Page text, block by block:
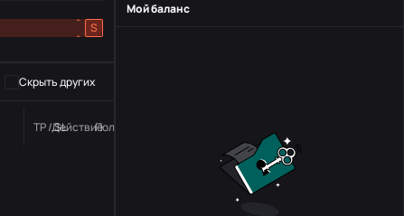
S
-
-
Скрыть других
TP / SL Положение дел
Действие
Мой баланс